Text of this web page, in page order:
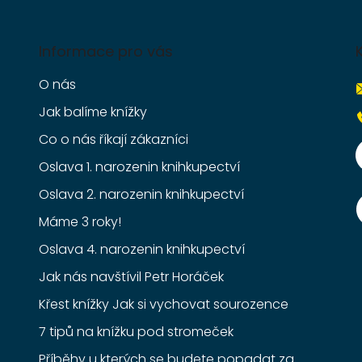
Informace pro vás
O nás
Jak balíme knížky
Co o nás říkají zákazníci
Oslava 1. narozenin knihkupectví
Oslava 2. narozenin knihkupectví
Máme 3 roky!
Oslava 4. narozenin knihkupectví
Jak nás navštívil Petr Horáček
Křest knížky Jak si vychovat sourozence
7 tipů na knížku pod stromeček